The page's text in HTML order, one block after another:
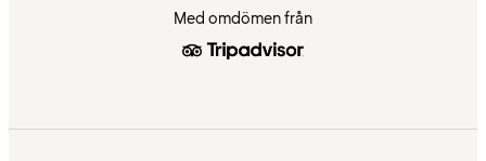
Med omdömen från